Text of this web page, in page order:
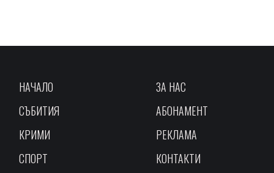
НАЧАЛО
СЪБИТИЯ
КРИМИ
СПОРТ
ЗА НАС
АБОНАМЕНТ
РЕКЛАМА
КОНТАКТИ